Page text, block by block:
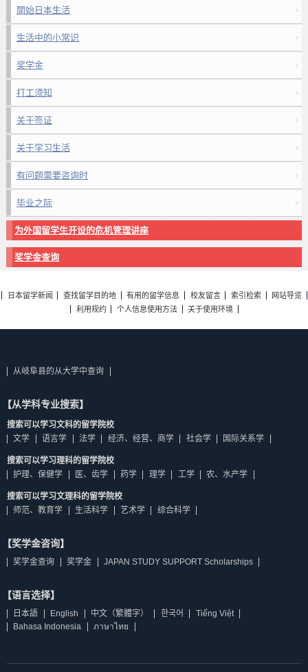
開始日本生活
生活中的小常识
奖学金
打工须知
关于签证
关于学习生活
有问题需要咨询时
毕业之际
为外国留学生开设的危机管理讲座
奖学金查询
日本留学新闻 查找留学目的地 有用的留学信息 校友留言 索引检索
网站导览
利用规约
个人信息使用方法 关于使用环境
从岐阜县的从大学中查询
【从学科专业搜索】
搜索可以学习文科的留学院校
文学
语言学 法学 经济、经营、商学 社会学 国际关系学
搜索可以学习理科的留学院校
护理、保健学
医、齿学 药学 理学 工学 农、水产学
搜索可以学习文理科的留学院校
师范、教育学
生活科学 艺术学 综合科学
【奖学金咨询】
奖学金查询 奖学金 JAPAN STUDY SUPPORT Scholarships
【语言选择】
日本語 English 中文（繁體字） 한국어
Tiếng Việt
Bahasa Indonesia
ภาษาไทย